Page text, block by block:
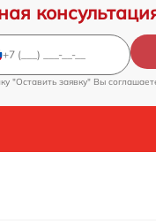
"Оставить заявку" Вы